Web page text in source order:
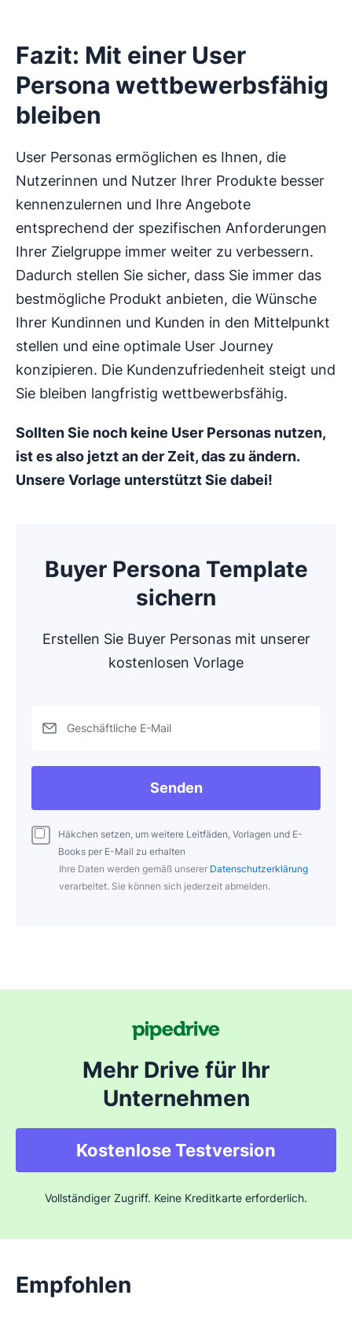
Fazit: Mit einer User
Persona wettbewerbsfähig
bleiben
User Personas ermöglichen es Ihnen, die
Nutzerinnen und Nutzer Ihrer Produkte besser
kennenzulernen und Ihre Angebote
entsprechend der spezifischen Anforderungen
Ihrer Zielgruppe immer weiter zu verbessern.
Dadurch stellen Sie sicher, dass Sie immer das
bestmögliche Produkt anbieten, die Wünsche
Ihrer Kundinnen und Kunden in den Mittelpunkt
stellen und eine optimale User Journey
konzipieren. Die Kundenzufriedenheit steigt und
Sie bleiben langfristig wettbewerbsfähig.
Sollten Sie noch keine User Personas nutzen,
ist es also jetzt an der Zeit, das zu ändern.
Unsere Vorlage unterstützt Sie dabei!
Buyer Persona Template
sichern
Erstellen Sie Buyer Personas mit unserer
kostenlosen Vorlage
Geschäftliche E-Mail
Senden
Häkchen setzen, um weitere Leitfäden, Vorlagen und E-
Books per E-Mail zu erhalten
Ihre Daten werden gemäß unserer Datenschutzerklärung
verarbeitet. Sie können sich jederzeit abmelden.
Mehr Drive für Ihr
Unternehmen
Kostenlose Testversion
Vollständiger Zugriff. Keine Kreditkarte erforderlich.
Empfohlen